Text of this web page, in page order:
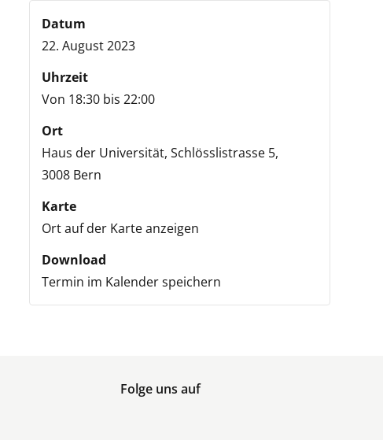
Datum
22. August 2023
Uhrzeit
Von 18:30 bis 22:00
Ort
Haus der Universität, Schlösslistrasse 5,
3008 Bern
Karte
Ort auf der Karte anzeigen
Download
Termin im Kalender speichern
Folge uns auf